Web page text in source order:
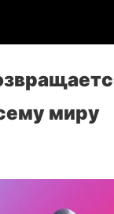
миру